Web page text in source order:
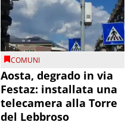
COMUNI
Aosta, degrado in via
Festaz: installata una
telecamera alla Torre
del Lebbroso